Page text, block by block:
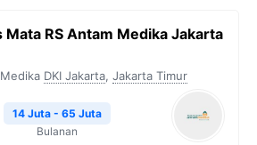
A
p
n
Mata RS Antam Medika Jakarta
DKI Jakarta, Jakarta Timur
14 Juta - 65 Juta
Bulanan